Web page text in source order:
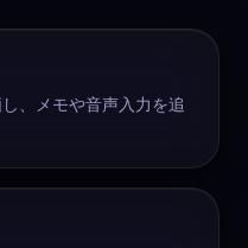
、メモや音声入力を追